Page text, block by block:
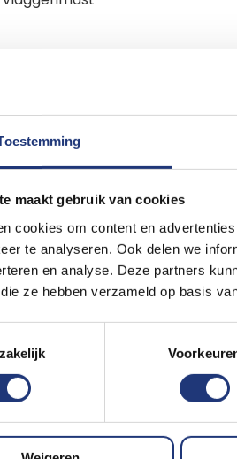
maakt gebruik van cookies
cookies om content en
te analyseren. Ook delen we
en analyse. Deze partners
ze hebben verzameld op basis
lang kleur en slijtvast
je de vlag de volgende
dan zullen wij je vlag
10 grote mastvlaggen?
1 werkdag een scherp
jouw gewenste formaat vlag
Meestal kunnen wij